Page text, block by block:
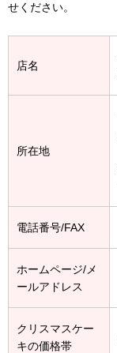
せください。
店名
所在地
電話番号/FAX
ホームページ/メ
ールアドレス
クリスマスケー
キの価格帯